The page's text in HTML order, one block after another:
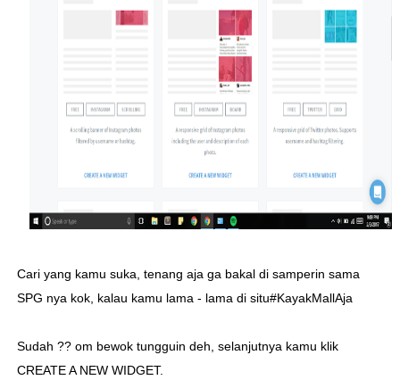
Cari yang kamu suka, tenang aja ga bakal di samperin sama
SPG nya kok, kalau kamu lama - lama di situ#KayakMallAja
Sudah ?? om bewok tungguin deh, selanjutnya kamu klik
CREATE A NEW WIDGET.